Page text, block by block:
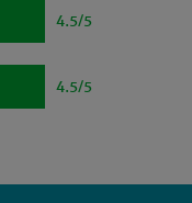
4.5/5
4.5/5